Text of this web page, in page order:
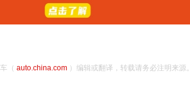
（ auto.china.com）编辑或翻译，转载请务必注明来源。